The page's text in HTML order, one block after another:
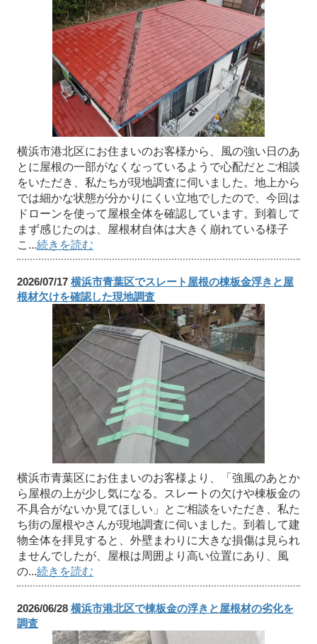
横浜市港北区にお住まいのお客様から、風の強い日のあ
とに屋根の一部がなくなっているようで心配だとご相談
をいただき、私たちが現地調査に伺いました。地上から
では細かな状態が分かりにくい立地でしたので、今回は
ドローンを使って屋根全体を確認しています。到着して
まず感じたのは、屋根材自体は大きく崩れている様子
こ...続きを読む
2026/07/17 横浜市青葉区でスレート屋根の棟板金浮きと屋
根材欠けを確認した現地調査
横浜市青葉区にお住まいのお客様より、「強風のあとか
ら屋根の上が少し気になる。スレートの欠けや棟板金の
不具合がないか見てほしい」とご相談をいただき、私た
ち街の屋根やさんが現地調査に伺いました。到着して建
物全体を拝見すると、外壁まわりに大きな損傷は見られ
ませんでしたが、屋根は周囲より高い位置にあり、風
の...続きを読む
2026/06/28 横浜市港北区で棟板金の浮きと屋根材の劣化を
調査